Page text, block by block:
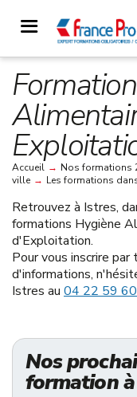
Accueil → Nos formations
ville → Les formations
Retrouvez à Istres,
formations Hygiène
d'Exploitation.
Pour vous inscrire
d'informations,
Istres au 04 22 59
Nos
formation